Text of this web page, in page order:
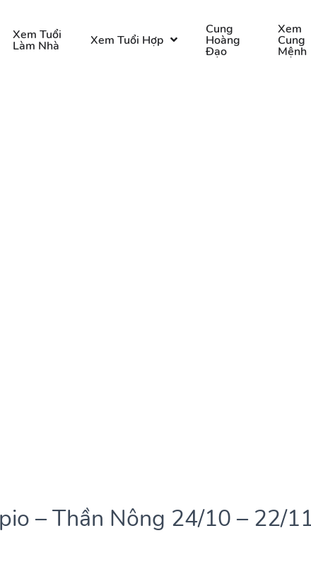
Xem Tuổi
Làm Nhà Xem Tuổi Hợp
Cung
Hoàng
Đạo
Xem
Cung
Mệnh
– Thần Nông 24/10 – 22/